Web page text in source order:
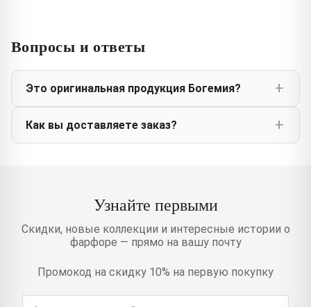
Вопросы и ответы
Это оригинальная продукция Богемия?
Как вы доставляете заказ?
Узнайте первыми
Скидки, новые коллекции и интересные истории о
фарфоре — прямо на вашу почту
Промокод на скидку 10% на первую покупку